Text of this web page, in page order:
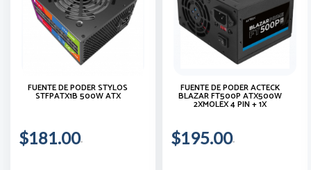
FUENTE DE PODER STYLOS
STFPATX1B 500W ATX
$181.00
FUENTE DE PODER ACTECK
BLAZAR FT500P ATX500W
2XMOLEX 4 PIN + 1X
$195.00